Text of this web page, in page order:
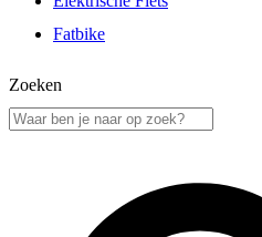
Fatbike
Zoeken